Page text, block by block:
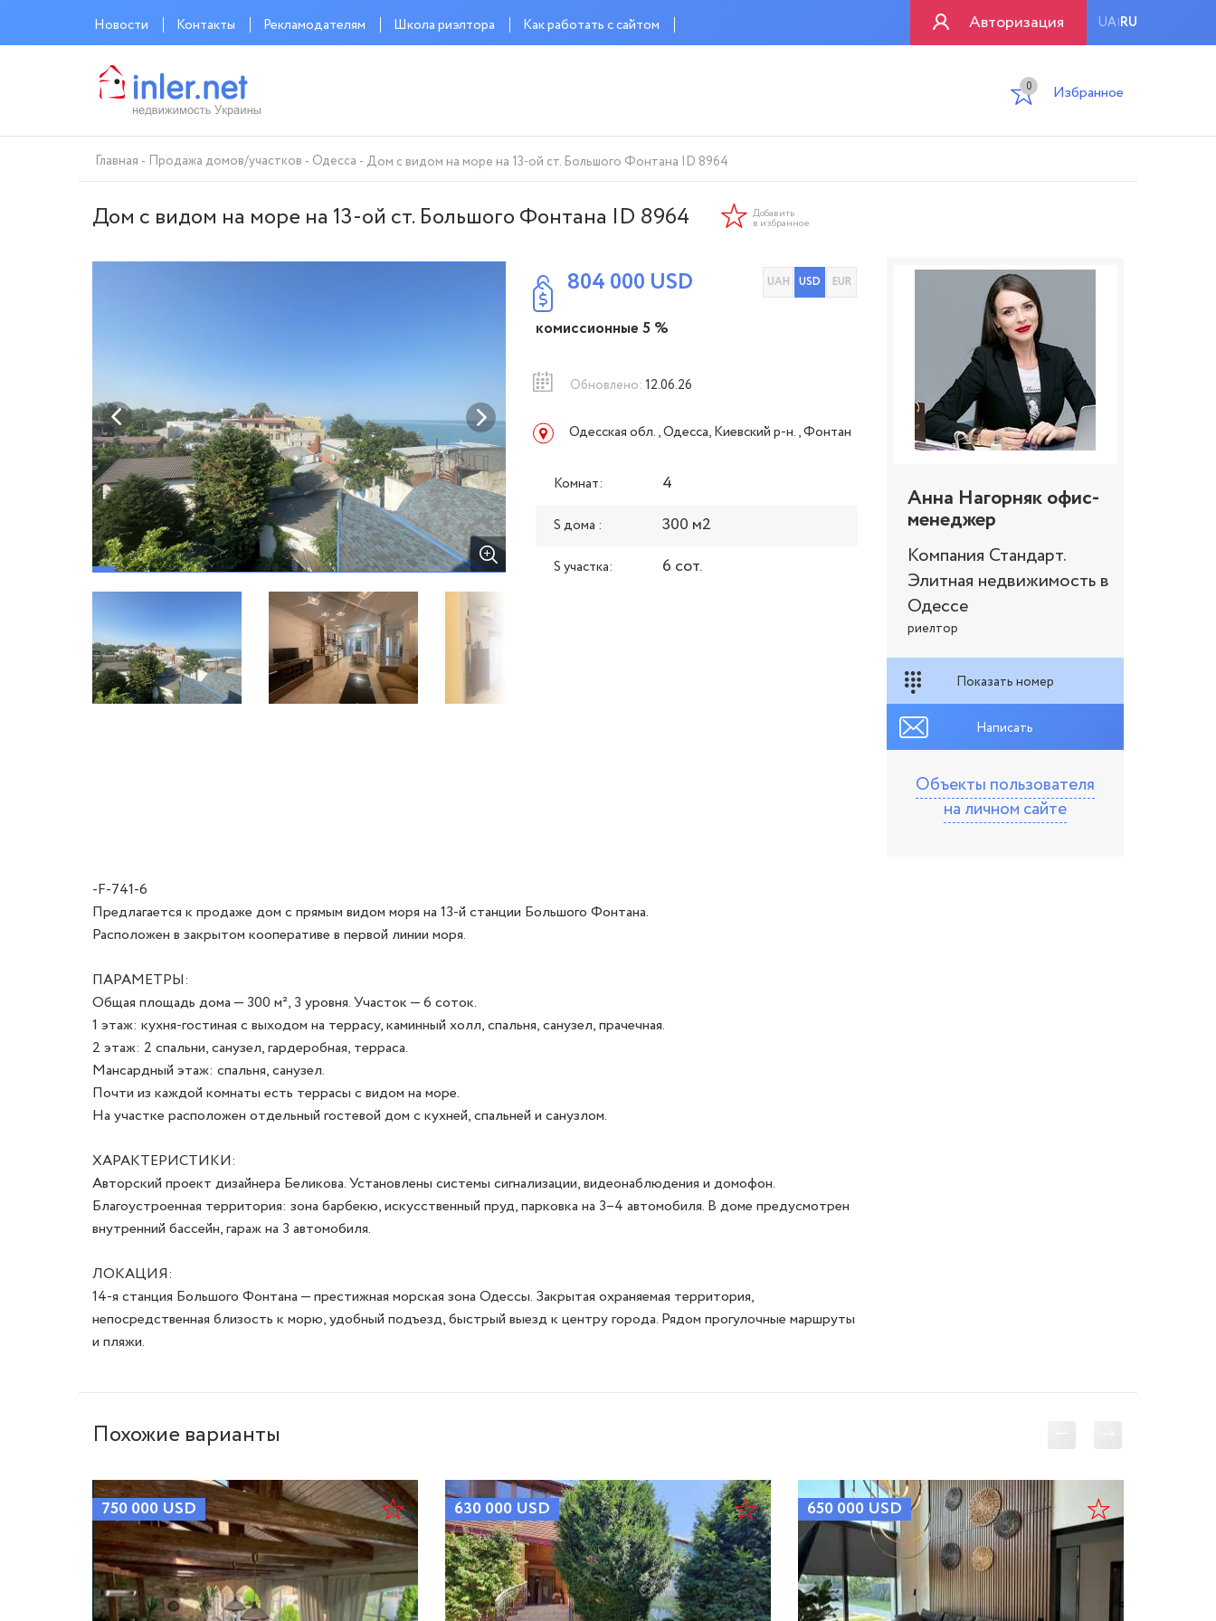
Новости Контакты Рекламодателям Школа риэлтора Как работать с сайтом Авторизация UA|RU
0 Избранное
Главная Продажа домов/участков Одесса Дом с видом на море на 13-ой ст. Большого Фонтана ID 8964
Дом с видом на море на 13-ой ст. Большого Фонтана ID 8964 Добавить
в избранное
804 000 USD UAH USD EUR
комиссионные 5 %
Обновлено: 12.06.26
Одесская обл., Одесса, Киевский р-н., Фонтан
Комнат: 4
S дома : 300 м2
S участка: 6 сот.
-F-741-6
Предлагается к продаже дом с прямым видом моря на 13-й станции Большого Фонтана.
Расположен в закрытом кооперативе в первой линии моря.
ПАРАМЕТРЫ:
Общая площадь дома — 300 м², 3 уровня. Участок — 6 соток.
1 этаж: кухня-гостиная с выходом на террасу, каминный холл, спальня, санузел, прачечная.
2 этаж: 2 спальни, санузел, гардеробная, терраса.
Мансардный этаж: спальня, санузел.
Почти из каждой комнаты есть террасы с видом на море.
На участке расположен отдельный гостевой дом с кухней, спальней и санузлом.
ХАРАКТЕРИСТИКИ:
Авторский проект дизайнера Беликова. Установлены системы сигнализации, видеонаблюдения и домофон.
Благоустроенная территория: зона барбекю, искусственный пруд, парковка на 3–4 автомобиля. В доме предусмотрен
внутренний бассейн, гараж на 3 автомобиля.
ЛОКАЦИЯ:
14-я станция Большого Фонтана — престижная морская зона Одессы. Закрытая охраняемая территория,
непосредственная близость к морю, удобный подъезд, быстрый выезд к центру города. Рядом прогулочные маршруты
и пляжи.
Анна Нагорняк офис-
менеджер
Компания Стандарт.
Элитная недвижимость в
Одессе
риелтор
Показать номер
Написать
Объекты пользователя
на личном сайте
Похожие варианты
750 000 USD 630 000 USD 650 000 USD